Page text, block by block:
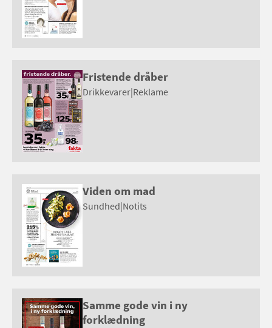
Fristende dråber
Drikkevarer|Reklame
Viden om mad
Sundhed|Notits
Samme gode vin i ny
forklædning